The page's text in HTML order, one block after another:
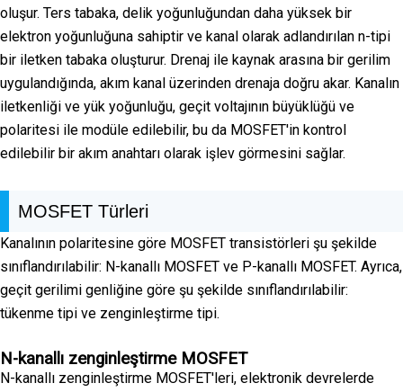
oluşur. Ters tabaka, delik yoğunluğundan daha yüksek bir
elektron yoğunluğuna sahiptir ve kanal olarak adlandırılan n-tipi
bir iletken tabaka oluşturur. Drenaj ile kaynak arasına bir gerilim
uygulandığında, akım kanal üzerinden drenaja doğru akar. Kanalın
iletkenliği ve yük yoğunluğu, geçit voltajının büyüklüğü ve
polaritesi ile modüle edilebilir, bu da MOSFET'in kontrol
edilebilir bir akım anahtarı olarak işlev görmesini sağlar.
MOSFET Türleri
Kanalının polaritesine göre MOSFET transistörleri şu şekilde
sınıflandırılabilir: N-kanallı MOSFET ve P-kanallı MOSFET. Ayrıca,
geçit gerilimi genliğine göre şu şekilde sınıflandırılabilir:
tükenme tipi ve zenginleştirme tipi.
N-kanallı zenginleştirme MOSFET
N-kanallı zenginleştirme MOSFET'leri, elektronik devrelerde